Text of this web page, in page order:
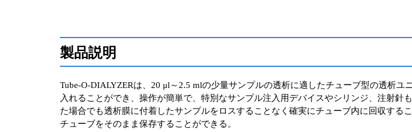
製品説明
Tube-O-DIALYZERは、20 μl～2.5 mlの少量サンプルの透析に適したチューブ型の透析
入れることができ、操作が簡単で、特別なサンプル注入用デバイスやシリンジ、注射
た場合でも透析膜に付着したサンプルをロスすることなく確実にチューブ内に回収す
チューブをそのまま保存することができる。